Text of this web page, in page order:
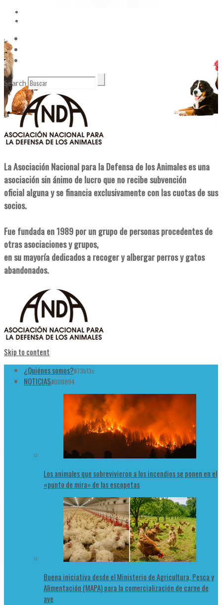
Search
La Asociación Nacional para la Defensa de los Animales es una
asociación sin ánimo de lucro que no recibe subvención
oficial alguna y se financia exclusivamente con las cuotas de sus
socios.
Fue fundada en 1989 por un grupo de personas procedentes de
otras asociaciones y grupos,
en su mayoría dedicados a recoger y albergar perros y gatos
abandonados.
Skip to content
¿Quiénes somos?#73b13c
NOTICIAS#008894
Los animales que sobrevivieron a los incendios se ponen en el
«punto de mira» de las escopetas
Buena iniciativa desde el Ministerio de Agricultura, Pesca y
Alimentación (MAPA) para la comercialización de carne de
ave